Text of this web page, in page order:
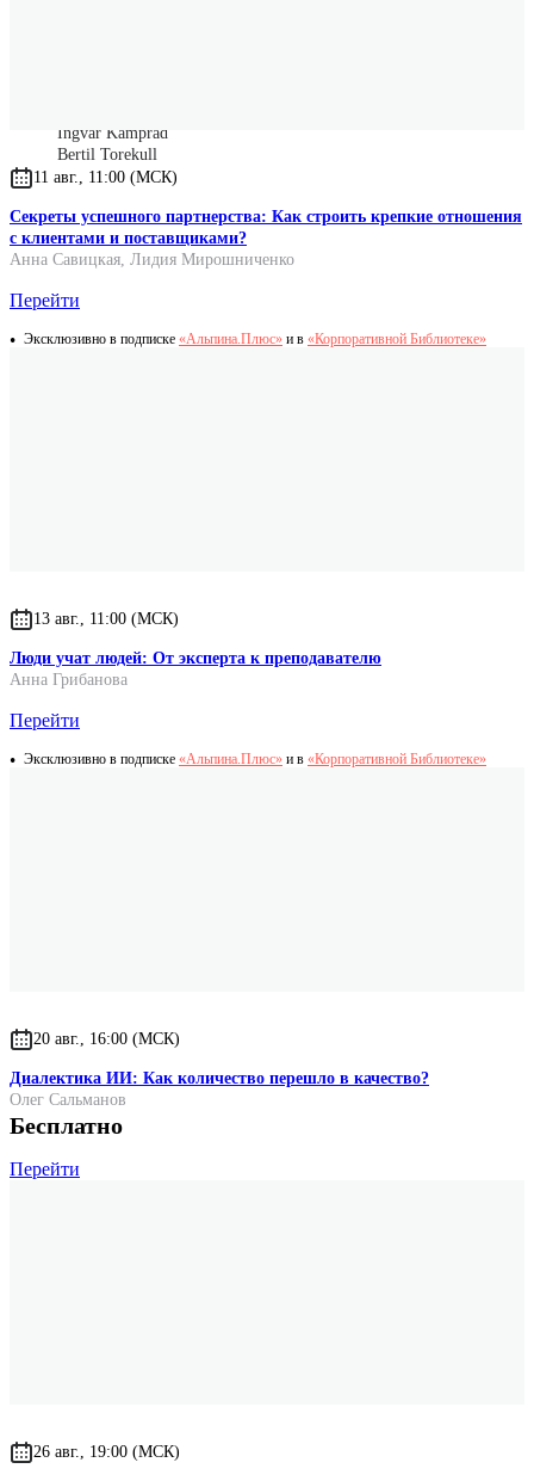
Ingvar Kamprad
Bertil Torekull
11 авг., 11:00 (МСК)
Секреты успешного партнерства: Как строить крепкие отношения
с клиентами и поставщиками?
Анна Савицкая, Лидия Мирошниченко
Перейти
Эксклюзивно в подписке «Альпина.Плюс» и в «Корпоративной Библиотеке»
13 авг., 11:00 (МСК)
Люди учат людей: От эксперта к преподавателю
Анна Грибанова
Перейти
Эксклюзивно в подписке «Альпина.Плюс» и в «Корпоративной Библиотеке»
20 авг., 16:00 (МСК)
Диалектика ИИ: Как количество перешло в качество?
Олег Сальманов
Бесплатно
Перейти
26 авг., 19:00 (МСК)